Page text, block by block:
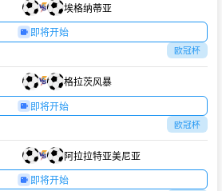
埃格纳蒂亚
即将开始
欧冠杯
格拉茨风暴
即将开始
欧冠杯
阿拉拉特亚美尼亚
即将开始